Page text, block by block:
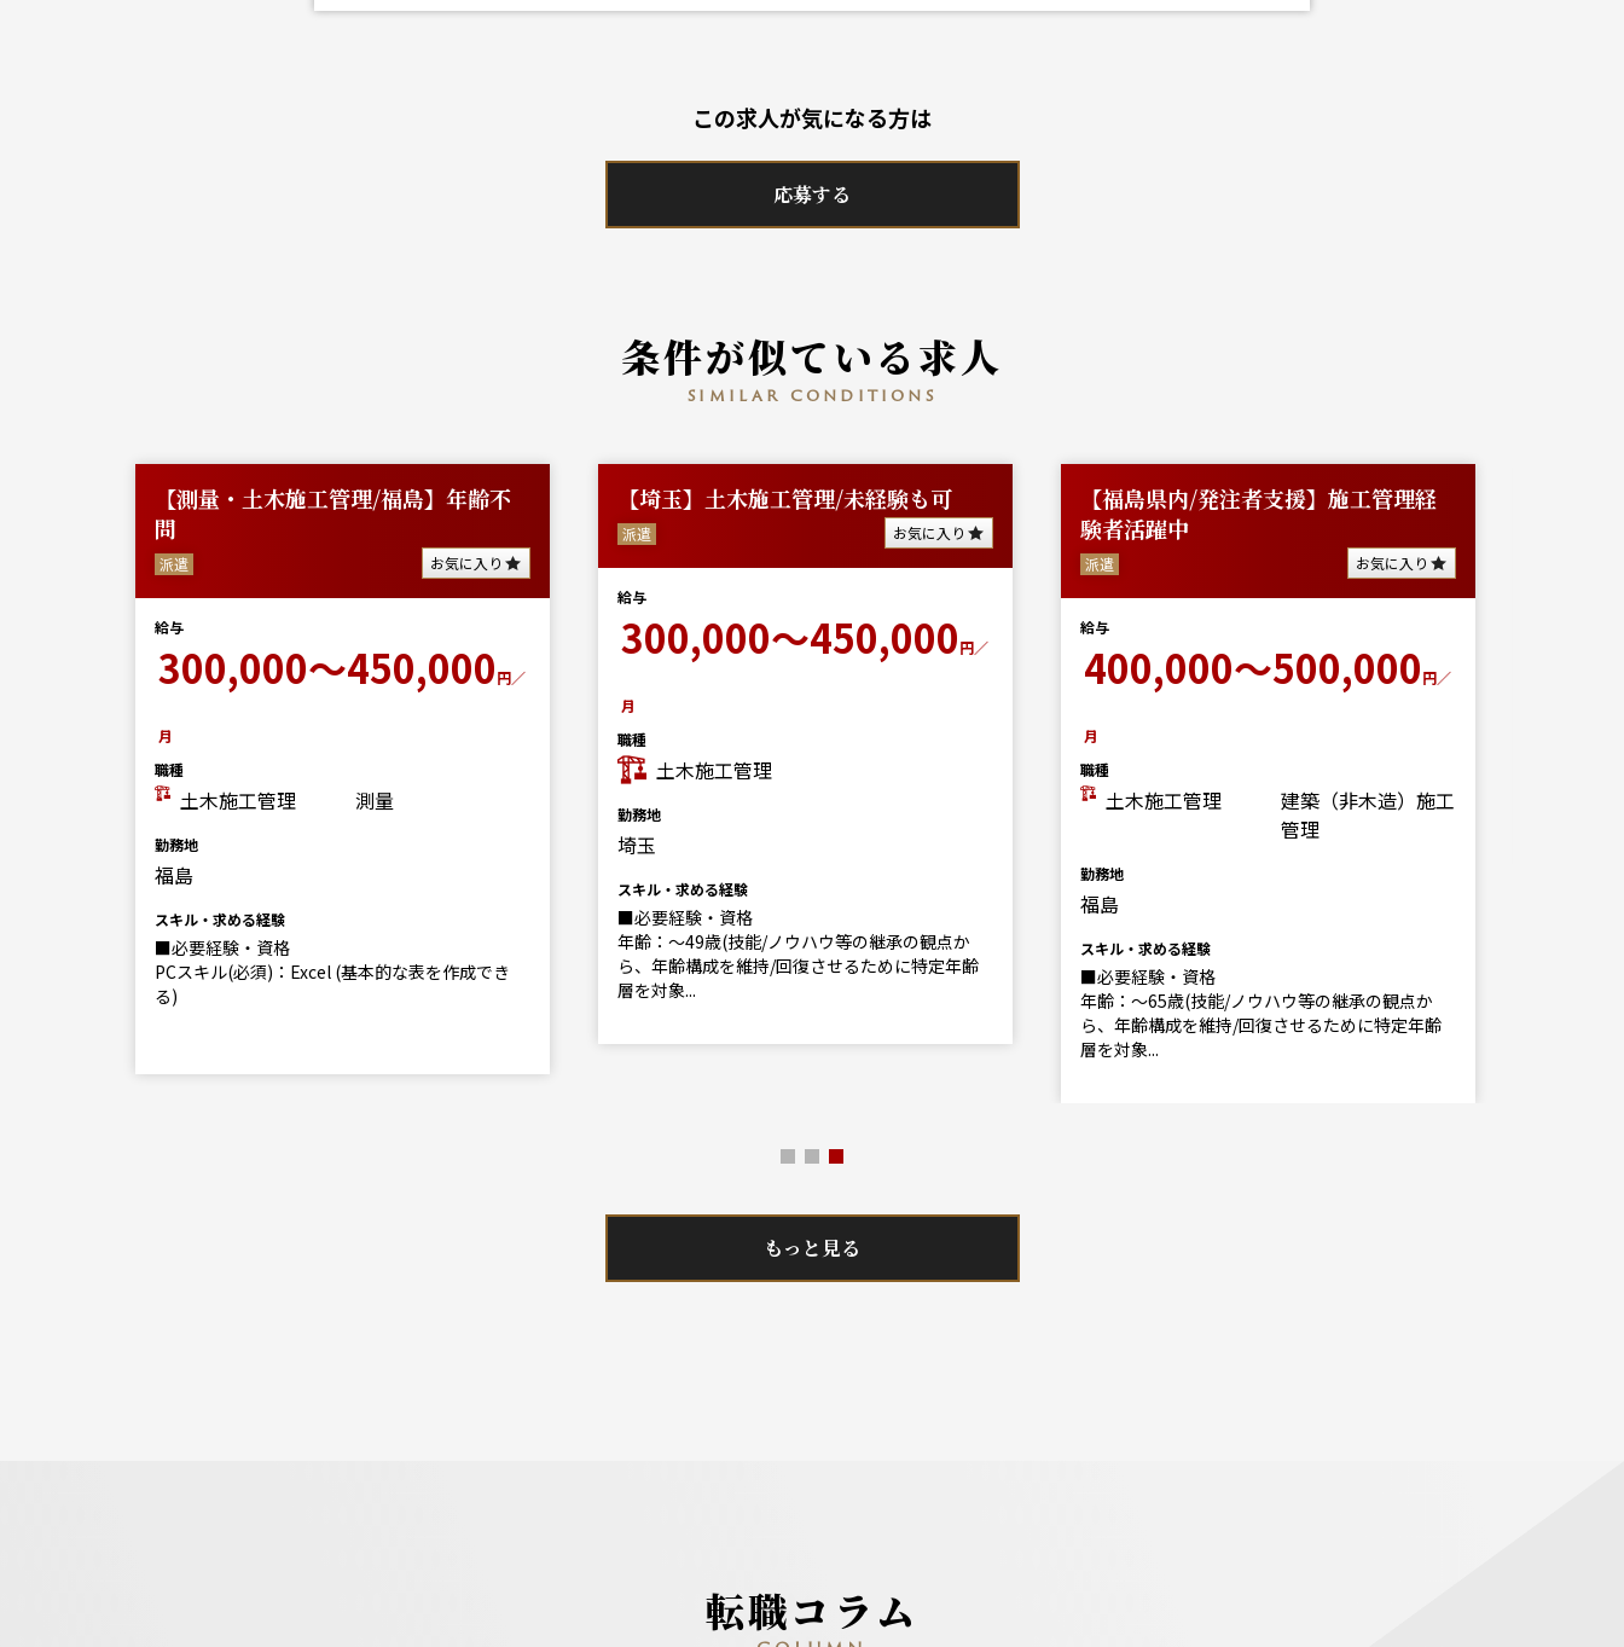
この求人が気になる方は
応募する
条件が似ている求人
similar conditions
【測量・土木施工管理/福島】年齢不
問
派遣 お気に入り
給与
300,000～450,000円／
月
職種
土木施工管理 測量
勤務地
福島
スキル・求める経験
■必要経験・資格
PCスキル(必須)：Excel (基本的な表を作成でき
る)
【埼玉】土木施工管理/未経験も可
派遣 お気に入り
給与
300,000～450,000円／
月
職種
土木施工管理
勤務地
埼玉
スキル・求める経験
■必要経験・資格
年齢：～49歳(技能/ノウハウ等の継承の観点か
ら、年齢構成を維持/回復させるために特定年齢
層を対象...
【福島県内/発注者支援】施工管理経
験者活躍中
派遣 お気に入り
給与
400,000～500,000円／
月
職種
土木施工管理
建築（非木造）施工
管理
勤務地
福島
スキル・求める経験
■必要経験・資格
年齢：～65歳(技能/ノウハウ等の継承の観点か
ら、年齢構成を維持/回復させるために特定年齢
層を対象...
もっと見る
転職コラム